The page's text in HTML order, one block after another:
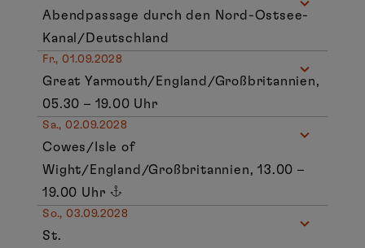
Abendpassage durch den Nord-Ostsee-
Kanal/Deutschland
Fr., 01.09.2028
Great Yarmouth/England/Großbritannien,
05.30 – 19.00 Uhr
Sa., 02.09.2028
Cowes/Isle of
Wight/England/Großbritannien, 13.00 –
19.00 Uhr
So., 03.09.2028
St.